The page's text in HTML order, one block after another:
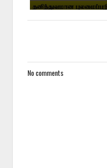
No comments